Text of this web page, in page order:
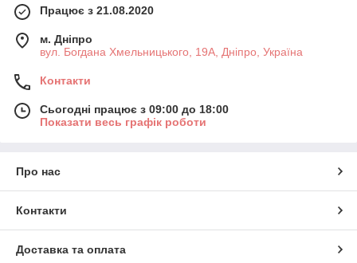
Працює з 21.08.2020
м. Дніпро
вул. Богдана Хмельницького, 19А, Дніпро, Україна
Контакти
Сьогодні працює з 09:00 до 18:00
Показати весь графік роботи
Про нас
Контакти
Доставка та оплата